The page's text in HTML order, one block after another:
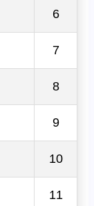
6
7
8
9
10
11